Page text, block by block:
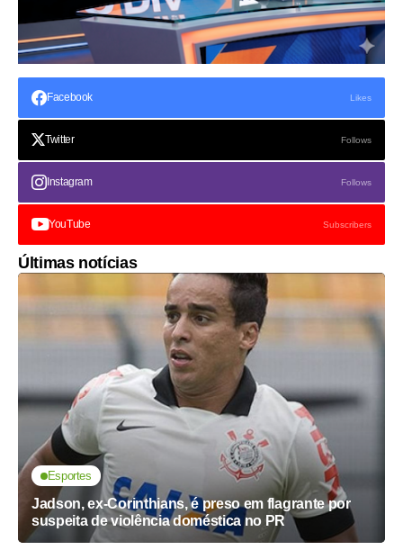
Facebook Likes
Twitter Follows
Instagram Follows
YouTube Subscribers
Últimas notícias
Esportes
Jadson, ex-Corinthians, é preso em flagrante por
suspeita de violência doméstica no PR